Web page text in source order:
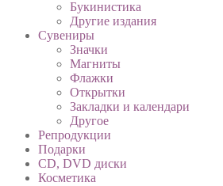
Букинистика
Другие издания
Сувениры
Значки
Магниты
Флажки
Открытки
Закладки и календари
Другое
Репродукции
Подарки
CD, DVD диски
Косметика